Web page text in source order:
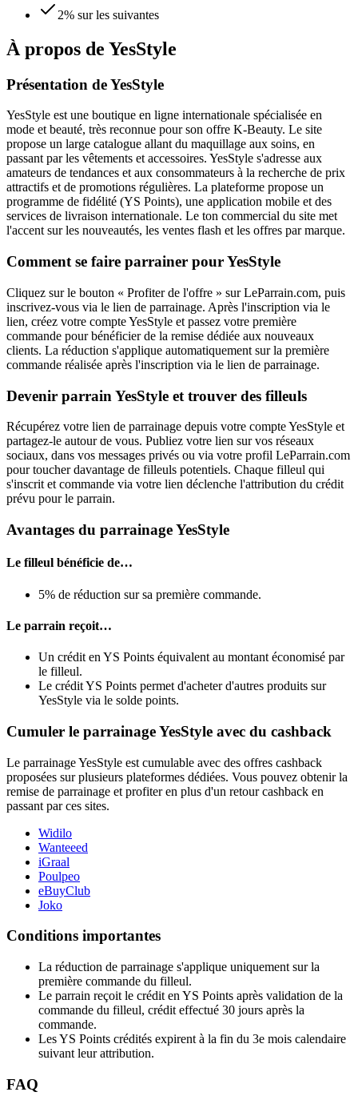
2% sur les suivantes
À propos de YesStyle
Présentation de YesStyle
YesStyle est une boutique en ligne internationale spécialisée en
mode et beauté, très reconnue pour son offre K-Beauty. Le site
propose un large catalogue allant du maquillage aux soins, en
passant par les vêtements et accessoires. YesStyle s'adresse aux
amateurs de tendances et aux consommateurs à la recherche de prix
attractifs et de promotions régulières. La plateforme propose un
programme de fidélité (YS Points), une application mobile et des
services de livraison internationale. Le ton commercial du site met
l'accent sur les nouveautés, les ventes flash et les offres par marque.
Comment se faire parrainer pour YesStyle
Cliquez sur le bouton « Profiter de l'offre » sur LeParrain.com, puis
inscrivez-vous via le lien de parrainage. Après l'inscription via le
lien, créez votre compte YesStyle et passez votre première
commande pour bénéficier de la remise dédiée aux nouveaux
clients. La réduction s'applique automatiquement sur la première
commande réalisée après l'inscription via le lien de parrainage.
Devenir parrain YesStyle et trouver des filleuls
Récupérez votre lien de parrainage depuis votre compte YesStyle et
partagez-le autour de vous. Publiez votre lien sur vos réseaux
sociaux, dans vos messages privés ou via votre profil LeParrain.com
pour toucher davantage de filleuls potentiels. Chaque filleul qui
s'inscrit et commande via votre lien déclenche l'attribution du crédit
prévu pour le parrain.
Avantages du parrainage YesStyle
Le filleul bénéficie de…
5% de réduction sur sa première commande.
Le parrain reçoit…
Un crédit en YS Points équivalent au montant économisé par
le filleul.
Le crédit YS Points permet d'acheter d'autres produits sur
YesStyle via le solde points.
Cumuler le parrainage YesStyle avec du cashback
Le parrainage YesStyle est cumulable avec des offres cashback
proposées sur plusieurs plateformes dédiées. Vous pouvez obtenir la
remise de parrainage et profiter en plus d'un retour cashback en
passant par ces sites.
Widilo
Wanteeed
iGraal
Poulpeo
eBuyClub
Joko
Conditions importantes
La réduction de parrainage s'applique uniquement sur la
première commande du filleul.
Le parrain reçoit le crédit en YS Points après validation de la
commande du filleul, crédit effectué 30 jours après la
commande.
Les YS Points crédités expirent à la fin du 3e mois calendaire
suivant leur attribution.
FAQ